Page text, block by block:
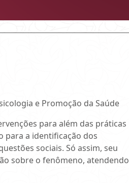
e Promoção da Saúde
para além das práticas
para a identificação dos
sociais. Só assim, seu
sobre o fenômeno, atendendo